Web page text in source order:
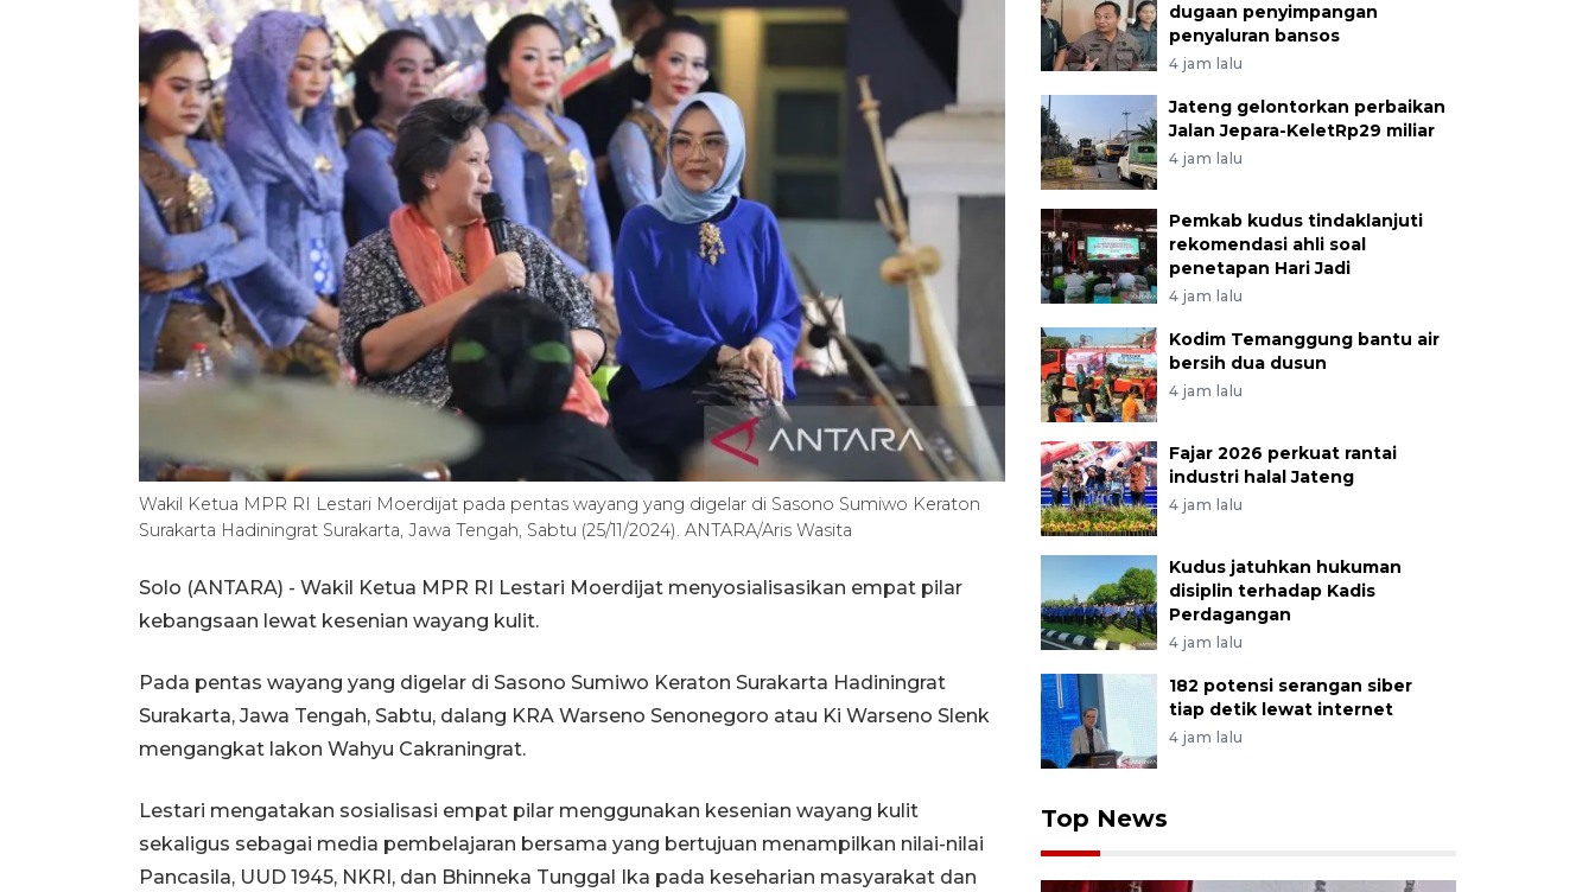
Wakil Ketua MPR RI Lestari Moerdijat pada pentas wayang yang digelar di Sasono Sumiwo Keraton
Surakarta Hadiningrat Surakarta, Jawa Tengah, Sabtu (25/11/2024). ANTARA/Aris Wasita
Solo (ANTARA) - Wakil Ketua MPR RI Lestari Moerdijat menyosialisasikan empat pilar
kebangsaan lewat kesenian wayang kulit.
Pada pentas wayang yang digelar di Sasono Sumiwo Keraton Surakarta Hadiningrat
Surakarta, Jawa Tengah, Sabtu, dalang KRA Warseno Senonegoro atau Ki Warseno Slenk
mengangkat lakon Wahyu Cakraningrat.
Lestari mengatakan sosialisasi empat pilar menggunakan kesenian wayang kulit
sekaligus sebagai media pembelajaran bersama yang bertujuan menampilkan nilai-nilai
Pancasila, UUD 1945, NKRI, dan Bhinneka Tunggal Ika pada keseharian masyarakat dan
dugaan penyimpangan
penyaluran bansos
4 jam lalu
Jateng gelontorkan perbaikan
Jalan Jepara-KeletRp29 miliar
4 jam lalu
Pemkab kudus tindaklanjuti
rekomendasi ahli soal
penetapan Hari Jadi
4 jam lalu
Kodim Temanggung bantu air
bersih dua dusun
4 jam lalu
Fajar 2026 perkuat rantai
industri halal Jateng
4 jam lalu
Kudus jatuhkan hukuman
disiplin terhadap Kadis
Perdagangan
4 jam lalu
182 potensi serangan siber
tiap detik lewat internet
4 jam lalu
Top News